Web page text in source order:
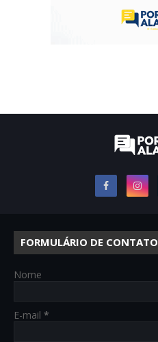
FORMULÁRIO DE CONTATO
Nome
E-mail *